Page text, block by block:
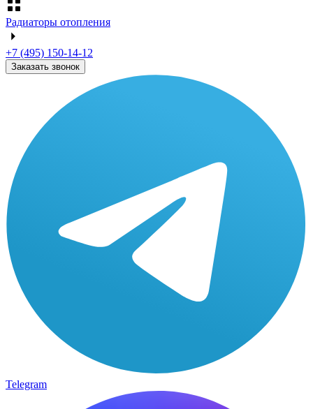
Радиаторы отопления
+7 (495) 150-14-12
Заказать звонок
Telegram